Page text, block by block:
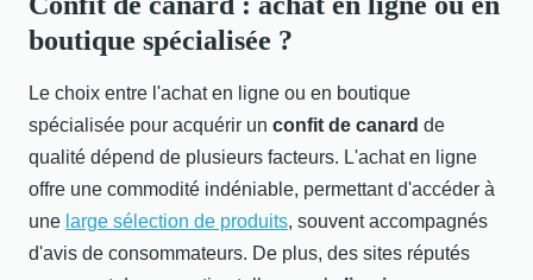
boutique spécialisée ?
Le choix entre l'achat en ligne ou en boutique
spécialisée pour acquérir un confit de canard de
qualité dépend de plusieurs facteurs. L'achat en ligne
offre une commodité indéniable, permettant d'accéder à
une large sélection de produits, souvent accompagnés
d'avis de consommateurs. De plus, des sites réputés